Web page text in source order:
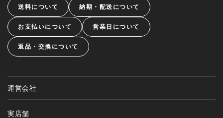
送料について 納期・配送について
お支払いについて 営業日について
返品・交換について
運営会社
実店舗